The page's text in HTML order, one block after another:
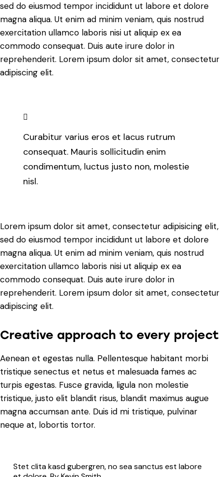
sed do eiusmod tempor incididunt ut labore et dolore
magna aliqua. Ut enim ad minim veniam, quis nostrud
exercitation ullamco laboris nisi ut aliquip ex ea
commodo consequat. Duis aute irure dolor in
reprehenderit. Lorem ipsum dolor sit amet, consectetur
adipiscing elit.
Curabitur varius eros et lacus rutrum
consequat. Mauris sollicitudin enim
condimentum, luctus justo non, molestie
nisl.
Lorem ipsum dolor sit amet, consectetur adipisicing elit,
sed do eiusmod tempor incididunt ut labore et dolore
magna aliqua. Ut enim ad minim veniam, quis nostrud
exercitation ullamco laboris nisi ut aliquip ex ea
commodo consequat. Duis aute irure dolor in
reprehenderit. Lorem ipsum dolor sit amet, consectetur
adipiscing elit.
Creative approach to every project
Aenean et egestas nulla. Pellentesque habitant morbi
tristique senectus et netus et malesuada fames ac
turpis egestas. Fusce gravida, ligula non molestie
tristique, justo elit blandit risus, blandit maximus augue
magna accumsan ante. Duis id mi tristique, pulvinar
neque at, lobortis tortor.
Stet clita kasd gubergren, no sea sanctus est labore